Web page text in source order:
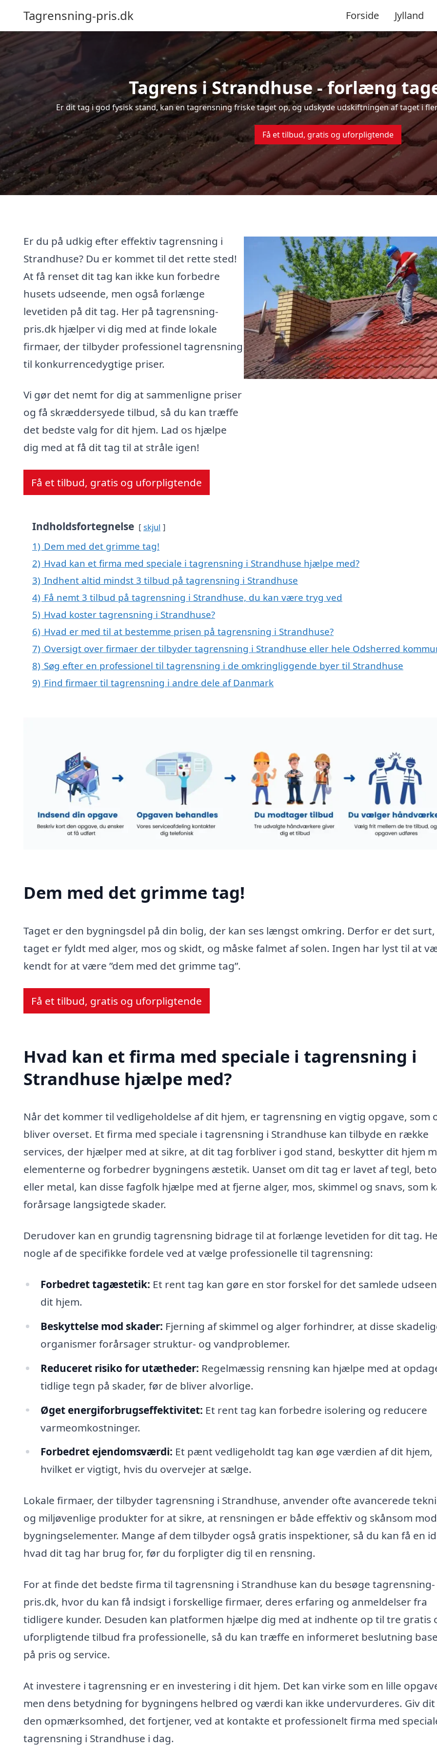
Tagrensning-pris.dk Forside Jylland
Tagrens i Strandhuse - forlæng
Er dit tag i god fysisk stand, kan en tagrensning friske taget op, og udskyde udskiftningen af taget i
Få et tilbud, gratis og uforpligtende
Er du på udkig efter effektiv tagrensning i
Strandhuse? Du er kommet til det rette sted!
At få renset dit tag kan ikke kun forbedre
husets udseende, men også forlænge
levetiden på dit tag. Her på tagrensning-
pris.dk hjælper vi dig med at finde lokale
firmaer, der tilbyder professionel tagrensning
til konkurrencedygtige priser.
Vi gør det nemt for dig at sammenligne priser
og få skræddersyede tilbud, så du kan træffe
det bedste valg for dit hjem. Lad os hjælpe
dig med at få dit tag til at stråle igen!
Få et tilbud, gratis og uforpligtende
Indholdsfortegnelse skjul
1) Dem med det grimme tag!
2) Hvad kan et firma med speciale i tagrensning i Strandhuse hjælpe med?
3) Indhent altid mindst 3 tilbud på tagrensning i Strandhuse
4) Få nemt 3 tilbud på tagrensning i Strandhuse, du kan være tryg ved
5) Hvad koster tagrensning i Strandhuse?
6) Hvad er med til at bestemme prisen på tagrensning i Strandhuse?
7) Oversigt over firmaer der tilbyder tagrensning i Strandhuse eller hele Odsherred
8) Søg efter en professionel til tagrensning i de omkringliggende byer til Strandhuse
9) Find firmaer til tagrensning i andre dele af Danmark
Dem med det grimme tag!
Taget er den bygningsdel på din bolig, der kan ses længst omkring. Derfor er det
taget er fyldt med alger, mos og skidt, og måske falmet af solen. Ingen har lyst til at
kendt for at være ”dem med det grimme tag”.
Få et tilbud, gratis og uforpligtende
Hvad kan et firma med speciale i tagrensning i
Strandhuse hjælpe med?
Når det kommer til vedligeholdelse af dit hjem, er tagrensning en vigtig opgave, som
bliver overset. Et firma med speciale i tagrensning i Strandhuse kan tilbyde en række
services, der hjælper med at sikre, at dit tag forbliver i god stand, beskytter dit hjem
elementerne og forbedrer bygningens æstetik. Uanset om dit tag er lavet af tegl,
eller metal, kan disse fagfolk hjælpe med at fjerne alger, mos, skimmel og snavs, som
forårsage langsigtede skader.
Derudover kan en grundig tagrensning bidrage til at forlænge levetiden for dit tag.
nogle af de specifikke fordele ved at vælge professionelle til tagrensning:
Forbedret tagæstetik: Et rent tag kan gøre en stor forskel for det samlede
dit hjem.
Beskyttelse mod skader: Fjerning af skimmel og alger forhindrer, at disse
organismer forårsager struktur- og vandproblemer.
Reduceret risiko for utætheder: Regelmæssig rensning kan hjælpe med at
tidlige tegn på skader, før de bliver alvorlige.
Øget energiforbrugseffektivitet: Et rent tag kan forbedre isolering og reducere
varmeomkostninger.
Forbedret ejendomsværdi: Et pænt vedligeholdt tag kan øge værdien af dit hjem,
hvilket er vigtigt, hvis du overvejer at sælge.
Lokale firmaer, der tilbyder tagrensning i Strandhuse, anvender ofte avancerede
og miljøvenlige produkter for at sikre, at rensningen er både effektiv og skånsom
bygningselementer. Mange af dem tilbyder også gratis inspektioner, så du kan få en
hvad dit tag har brug for, før du forpligter dig til en rensning.
For at finde det bedste firma til tagrensning i Strandhuse kan du besøge tagrensning-
pris.dk, hvor du kan få indsigt i forskellige firmaer, deres erfaring og anmeldelser fra
tidligere kunder. Desuden kan platformen hjælpe dig med at indhente op til tre gratis
uforpligtende tilbud fra professionelle, så du kan træffe en informeret beslutning
på pris og service.
At investere i tagrensning er en investering i dit hjem. Det kan virke som en lille
men dens betydning for bygningens helbred og værdi kan ikke undervurderes. Giv dit
den opmærksomhed, det fortjener, ved at kontakte et professionelt firma med
tagrensning i Strandhuse i dag.